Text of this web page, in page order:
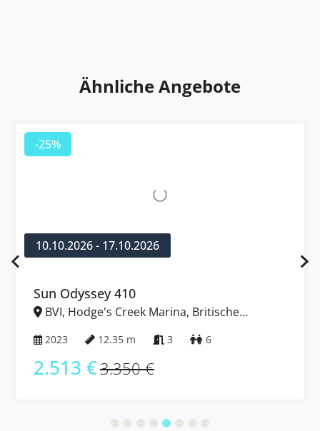
Ähnliche Angebote
-25%
10.10.2026 - 17.10.2026
Sun Odyssey 410
BVI, Hodge's Creek Marina, Britische
2023 12.35 m 3 6
2.513 €3.350 €